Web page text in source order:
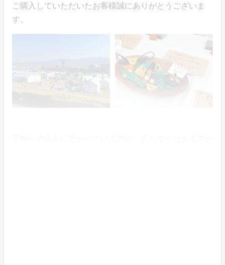
ご購入していただいたお客様誠にありがとうございま
す。